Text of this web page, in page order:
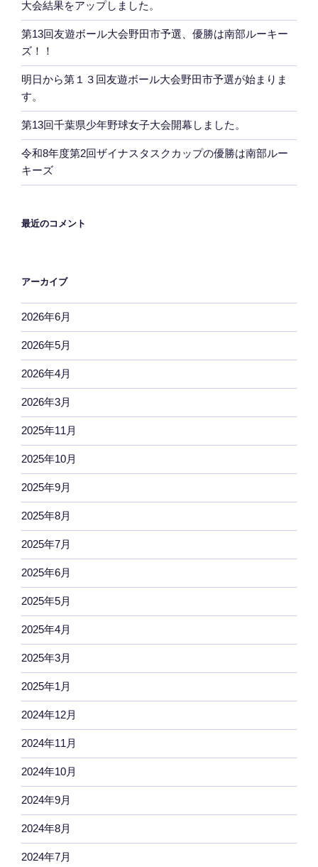
大会結果をアップしました。
第13回友遊ボール大会野田市予選、優勝は南部ルーキー
ズ！！
明日から第１３回友遊ボール大会野田市予選が始まりま
す。
第13回千葉県少年野球女子大会開幕しました。
令和8年度第2回ザイナスタスクカップの優勝は南部ルー
キーズ
最近のコメント
アーカイブ
2026年6月
2026年5月
2026年4月
2026年3月
2025年11月
2025年10月
2025年9月
2025年8月
2025年7月
2025年6月
2025年5月
2025年4月
2025年3月
2025年1月
2024年12月
2024年11月
2024年10月
2024年9月
2024年8月
2024年7月